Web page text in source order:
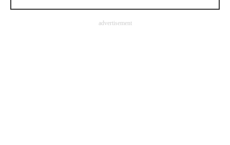
advertisement